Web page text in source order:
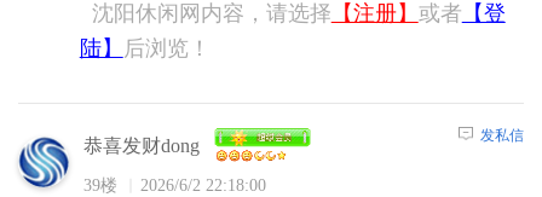
沈阳休闲网内容，请选择 【注册】 或者 【登
陆】
后浏览！
恭喜发财dong
39楼 2026/6/2 22:18:00
发私信